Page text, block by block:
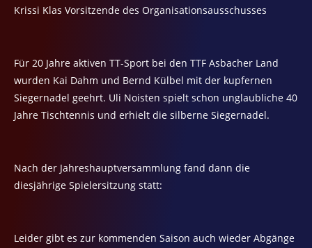
Krissi Klas Vorsitzende des Organisationsausschusses
Für 20 Jahre aktiven TT-Sport bei den TTF Asbacher Land
wurden Kai Dahm und Bernd Külbel mit der kupfernen
Siegernadel geehrt. Uli Noisten spielt schon unglaubliche 40
Jahre Tischtennis und erhielt die silberne Siegernadel.
Nach der Jahreshauptversammlung fand dann die
diesjährige Spielersitzung statt:
Leider gibt es zur kommenden Saison auch wieder Abgänge